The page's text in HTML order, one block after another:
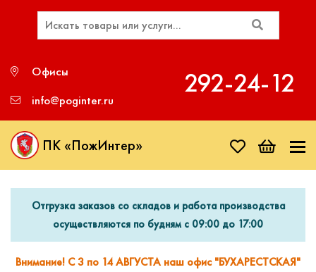
Офисы
info@poginter.ru
292‑24‑12
ПК «ПожИнтер»
Отгрузка заказов со складов и работа производства
осуществляются по будням с 09:00 до 17:00
Внимание! С 3 по 14 АВГУСТА наш офис "БУХАРЕСТСКАЯ"